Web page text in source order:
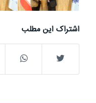
اشتراک این مطلب